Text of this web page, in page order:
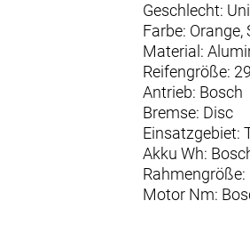
Geschlecht:
Farbe: Orange,
Material:
Reifengröße:
Antrieb: Bosch
Bremse: Disc
Einsatzgebiet:
Akku Wh:
Rahmengröße:
Motor Nm: